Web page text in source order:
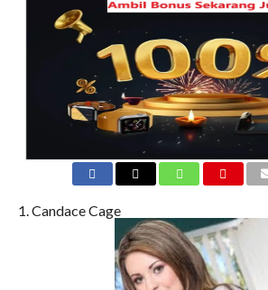
1. Candace Cage